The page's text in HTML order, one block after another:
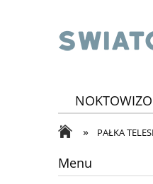
TELESKOPY
» PAŁKA
Menu